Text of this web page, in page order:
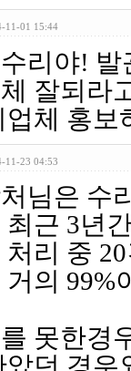
11-01 15:44
리야! 발
잘되라
업체 홍
11-23 04:53
님은 수
최근 3년
처리 중
거의 99%
못한경